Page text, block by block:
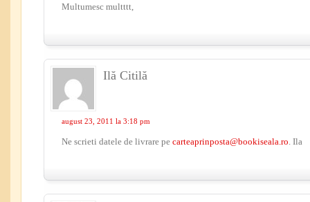
Multumesc multttt,
Ilă Citilă
august 23, 2011 la 3:18 pm
Ne scrieti datele de livrare pecarteaprinposta@bookiseala.ro . Ila